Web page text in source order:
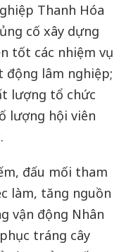
Thanh Hóa
cố xây dựng
tốt các nhiệm vụ
động lâm nghiệp;
lượng tổ chức
lượng hội viên
đấu mối tham
làm, tăng nguồn
vận động Nhân
tráng cây